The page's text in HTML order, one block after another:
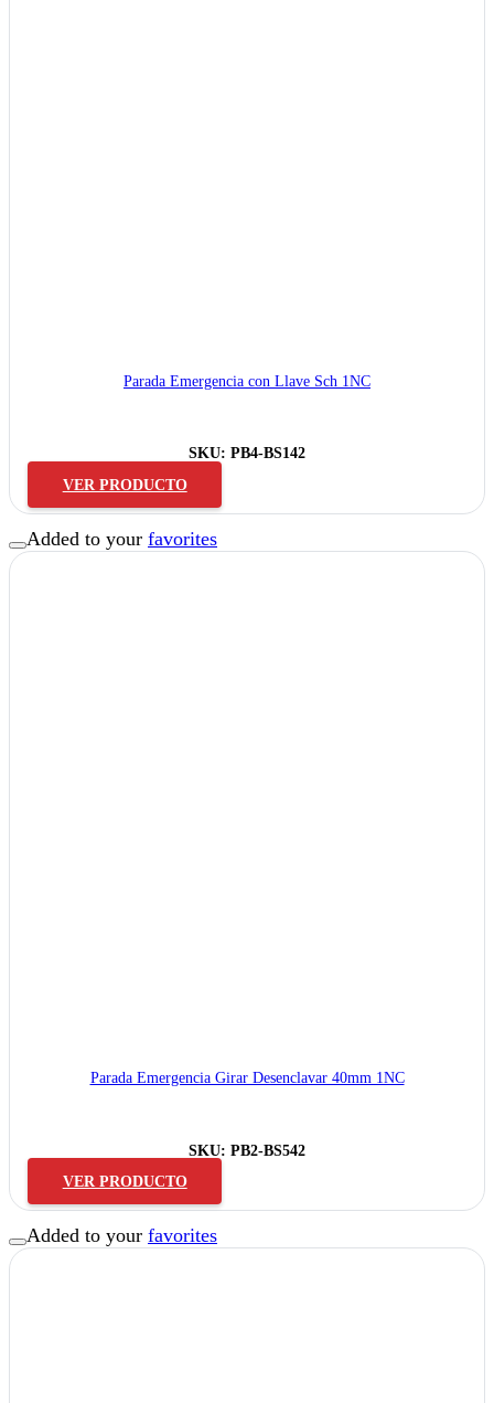
Parada Emergencia con Llave Sch 1NC
SKU: PB4-BS142
VER PRODUCTO
Added to your favorites
Parada Emergencia Girar Desenclavar 40mm 1NC
SKU: PB2-BS542
VER PRODUCTO
Added to your favorites